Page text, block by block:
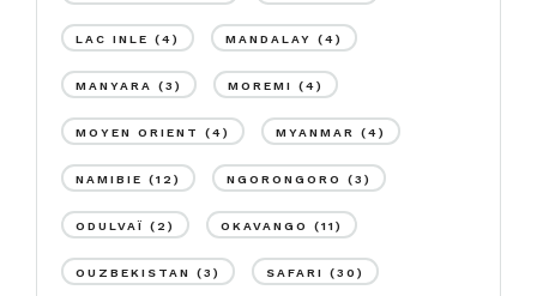
LAC INLE (4) MANDALAY (4)
MANYARA (3) MOREMI (4)
MOYEN ORIENT (4) MYANMAR (4)
NAMIBIE (12) NGORONGORO (3)
ODULVAÏ (2) OKAVANGO (11)
OUZBEKISTAN (3) SAFARI (30)